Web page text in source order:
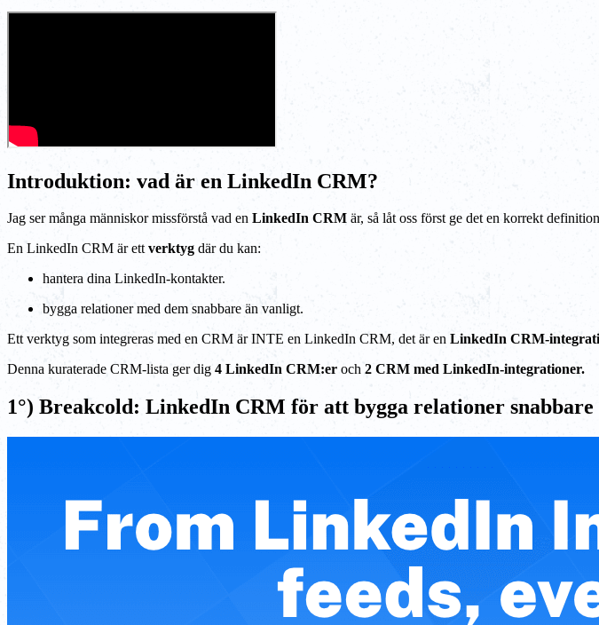
Introduktion: vad är en LinkedIn CRM?
Jag ser många människor missförstå vad en LinkedIn CRM är, så låt oss först ge det en korrekt
En LinkedIn CRM är ettverktyg där du kan:
hantera dina LinkedIn-kontakter.
bygga relationer med dem snabbare än vanligt.
Ett verktyg som integreras med en CRM är INTE en LinkedIn CRM, det är en LinkedIn CRM-
Denna kuraterade CRM-lista ger dig 4 LinkedIn CRM:er och 2 CRM med LinkedIn-integrationer.
1°) Breakcold: LinkedIn CRM för att bygga relationer snabbare